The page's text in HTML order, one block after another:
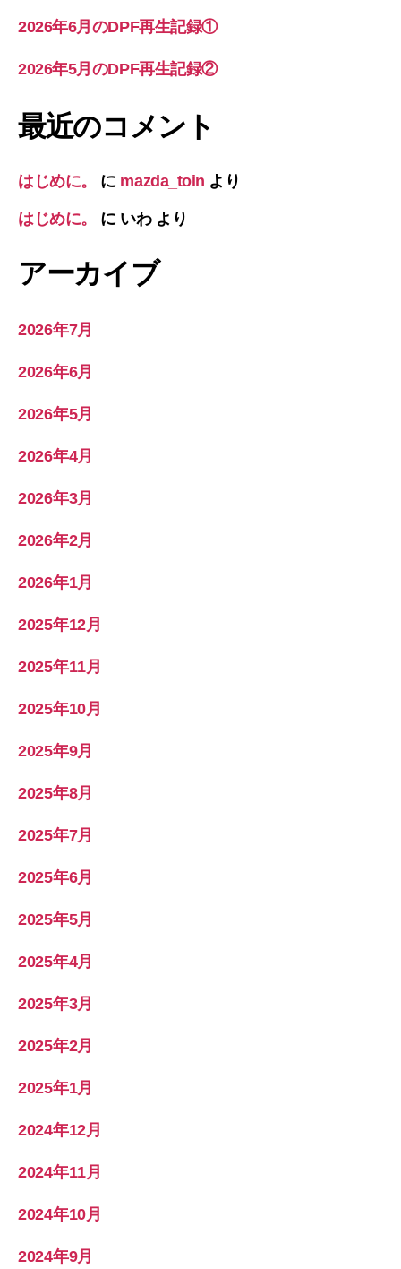
2026年6月のDPF再生記録①
2026年5月のDPF再生記録②
最近のコメント
はじめに。 に mazda_toin より
はじめに。 に いわより
アーカイブ
2026年7月
2026年6月
2026年5月
2026年4月
2026年3月
2026年2月
2026年1月
2025年12月
2025年11月
2025年10月
2025年9月
2025年8月
2025年7月
2025年6月
2025年5月
2025年4月
2025年3月
2025年2月
2025年1月
2024年12月
2024年11月
2024年10月
2024年9月